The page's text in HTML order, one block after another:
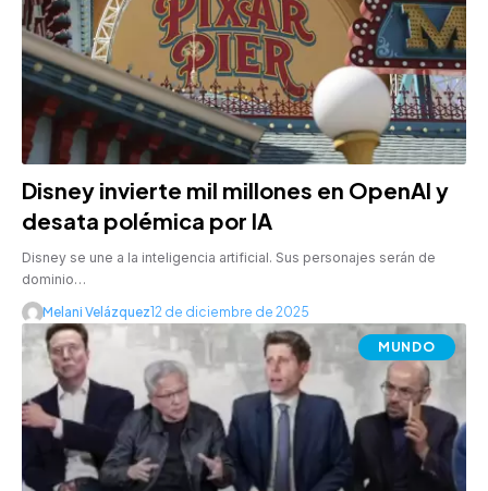
Disney invierte mil millones en OpenAI y
desata polémica por IA
Disney se une a la inteligencia artificial. Sus personajes serán de
dominio…
Melani Velázquez12 de diciembre de 2025
MUNDO